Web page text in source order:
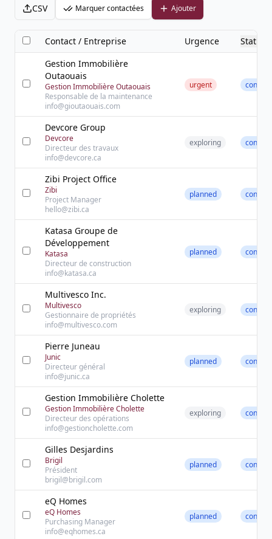
CSV Marquer contactées Ajouter
Contact / Entreprise Urgence
Statut
Gestion Immobilière
Outaouais
Gestion Immobilière Outaouais
Responsable de la maintenance
info@gioutaouais.com
urgent
Devcore Group
Devcore
Directeur des travaux
info@devcore.ca
exploring
Zibi Project Office
Zibi
Project Manager
hello@zibi.ca
planned
Katasa Groupe de
Développement
Katasa
Directeur de construction
info@katasa.ca
planned
Multivesco Inc.
Multivesco
Gestionnaire de propriétés
info@multivesco.com
exploring
Pierre Juneau
Junic
Directeur général
info@junic.ca
planned
Gestion Immobilière Cholette
Gestion Immobilière Cholette
Directeur des opérations
info@gestioncholette.com
exploring
Gilles Desjardins
Brigil
Président
brigil@brigil.com
planned
eQ Homes
eQ Homes
Purchasing Manager
info@eqhomes.ca
planned